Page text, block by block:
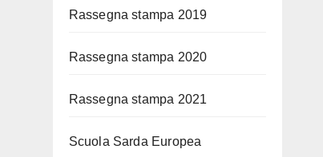
Rassegna stampa 2019
Rassegna stampa 2020
Rassegna stampa 2021
Scuola Sarda Europea